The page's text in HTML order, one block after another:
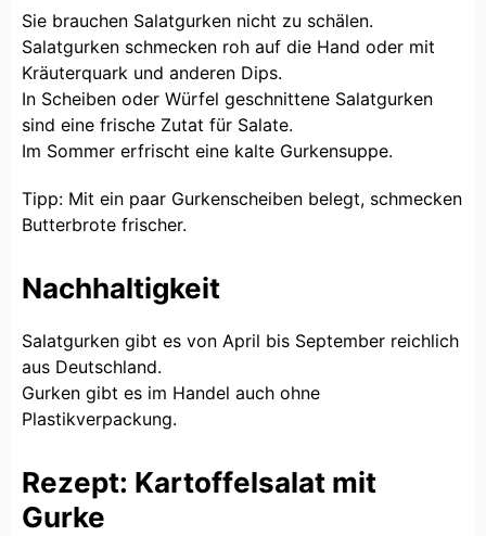
Sie brauchen Salatgurken nicht zu schälen.
Salatgurken schmecken roh auf die Hand oder mit
Kräuterquark und anderen Dips.
In Scheiben oder Würfel geschnittene Salatgurken
sind eine frische Zutat für Salate.
Im Sommer erfrischt eine kalte Gurkensuppe.
Tipp: Mit ein paar Gurkenscheiben belegt, schmecken
Butterbrote frischer.
Nachhaltigkeit
Salatgurken gibt es von April bis September reichlich
aus Deutschland.
Gurken gibt es im Handel auch ohne
Plastikverpackung.
Rezept: Kartoffelsalat mit
Gurke